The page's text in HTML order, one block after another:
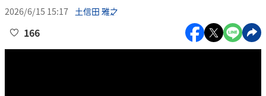
2026/6/15 15:17 土信田 雅之
166